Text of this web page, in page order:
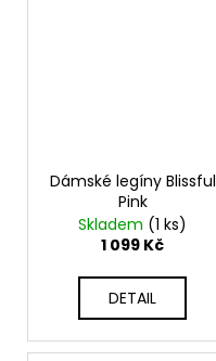
Dámské legíny Blissful
Pink
Skladem (1 ks)
1 099 Kč
DETAIL